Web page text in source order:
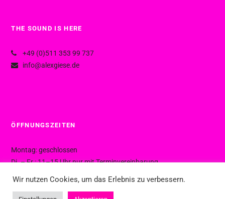
THE SOUND IS HERE
+49 (0)511 353 99 737
info@alexgiese.de
ÖFFNUNGSZEITEN
Montag: geschlossen
Di. – Fr.: 11–15 Uhr nur mit Terminvereinbarung
Sa.: 10–16 Uhr ohne Termin
Wir nutzen Cookies, um das Erlebnis zu verbessern.